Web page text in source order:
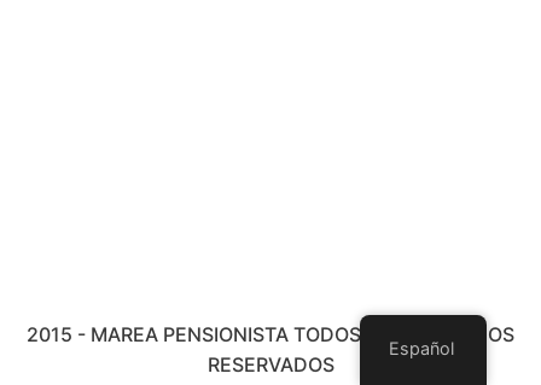
2015 - MAREA PENSIONISTA TODOS LOS DERECHOS
RESERVADOS
Español